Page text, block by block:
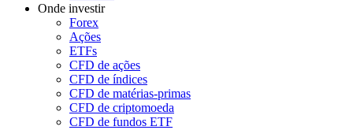
Onde investir
Forex
Ações
ETFs
CFD de ações
CFD de índices
CFD de matérias-primas
CFD de criptomoeda
CFD de fundos ETF